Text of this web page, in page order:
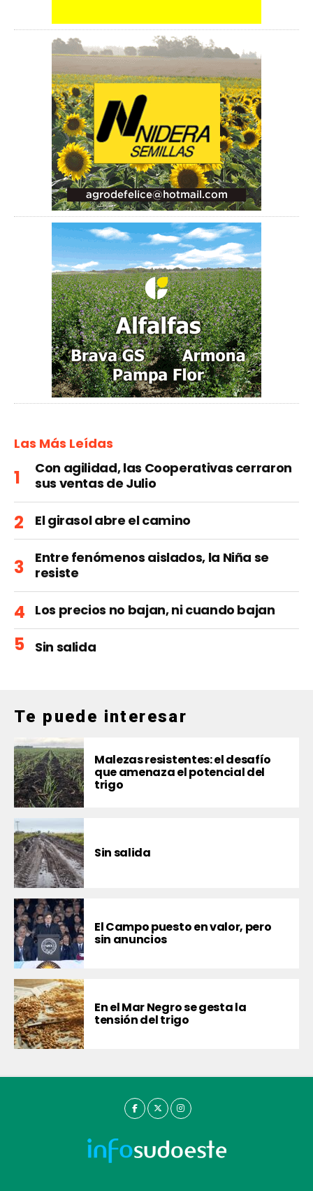
Las Más Leídas
Con agilidad, las Cooperativas cerraron
sus ventas de Julio
El girasol abre el camino
Entre fenómenos aislados, la Niña se
resiste
Los precios no bajan, ni cuando bajan
Sin salida
Te puede interesar
Malezas resistentes: el desafío
que amenaza el potencial del
trigo
Sin salida
El Campo puesto en valor, pero
sin anuncios
En el Mar Negro se gesta la
tensión del trigo